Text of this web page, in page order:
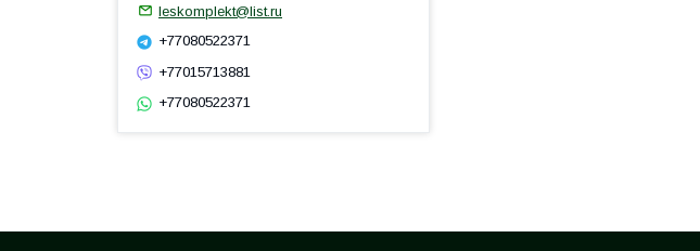
leskomplekt@list.ru
+77080522371
+77015713881
+77080522371